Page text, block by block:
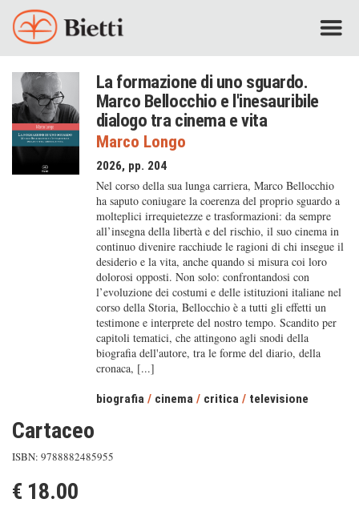
La formazione di uno sguardo.
Marco Bellocchio e l'inesauribile
dialogo tra cinema e vita
Marco Longo
2026, pp. 204
Nel corso della sua lunga carriera, Marco Bellocchio
ha saputo coniugare la coerenza del proprio sguardo a
molteplici irrequietezze e trasformazioni: da sempre
all’insegna della libertà e del rischio, il suo cinema in
continuo divenire racchiude le ragioni di chi insegue il
desiderio e la vita, anche quando si misura coi loro
dolorosi opposti. Non solo: confrontandosi con
l’evoluzione dei costumi e delle istituzioni italiane nel
corso della Storia, Bellocchio è a tutti gli effetti un
testimone e interprete del nostro tempo. Scandito per
capitoli tematici, che attingono agli snodi della
biografia dell'autore, tra le forme del diario, della
cronaca, [...]
biografia / cinema / critica / televisione
Cartaceo
ISBN: 9788882485955
€ 18.00